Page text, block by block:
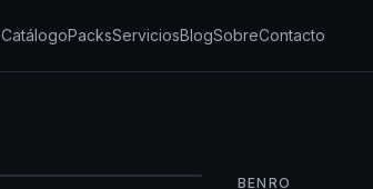
CatálogoPacksServiciosBlogSobreContacto
BENRO